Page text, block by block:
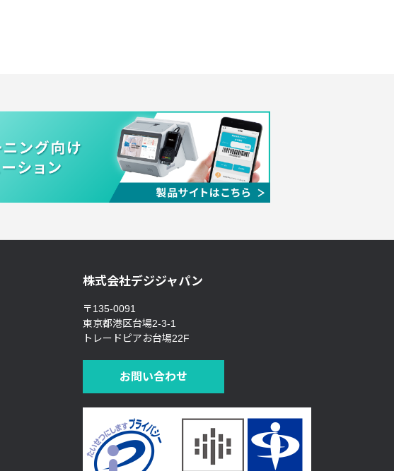
株式会社デジジャパン
〒135-0091
東京都港区台場2-3-1
トレードピアお台場22F
お問い合わせ